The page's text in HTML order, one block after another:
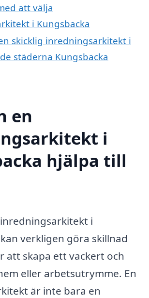
att välja
i Kungsbacka
skicklig inredningsarkitekt i
städerna Kungsbacka
en
i
hjälpa till
i
verkligen göra skillnad
att skapa ett vackert och
eller arbetsutrymme. En
är inte bara en